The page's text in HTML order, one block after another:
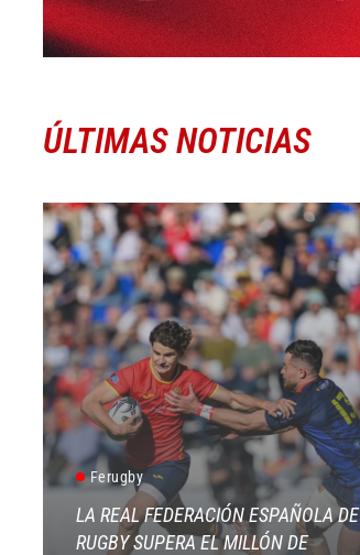
ÚLTIMAS NOTICIAS
Ferugby
LA REAL FEDERACIÓN ESPAÑOLA DE
RUGBY SUPERA EL MILLÓN DE